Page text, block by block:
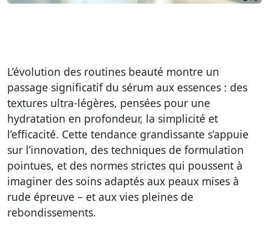
L’évolution des routines beauté montre un
passage significatif du sérum aux essences : des
textures ultra-légères, pensées pour une
hydratation en profondeur, la simplicité et
l’efficacité. Cette tendance grandissante s’appuie
sur l’innovation, des techniques de formulation
pointues, et des normes strictes qui poussent à
imaginer des soins adaptés aux peaux mises à
rude épreuve – et aux vies pleines de
rebondissements.